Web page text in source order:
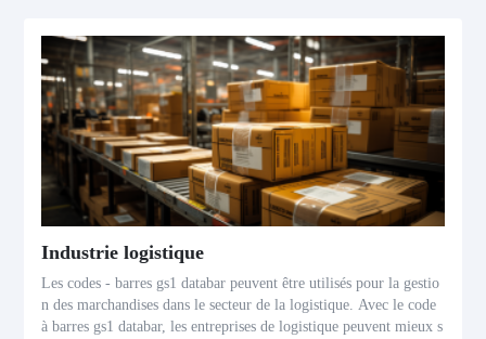
Industrie logistique
Les codes - barres gs1 databar peuvent être utilisés pour la gestio
n des marchandises dans le secteur de la logistique. Avec le code
à barres gs1 databar, les entreprises de logistique peuvent mieux s